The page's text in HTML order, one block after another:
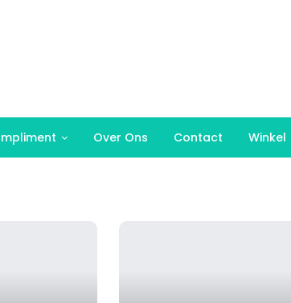
Over Ons Contact Winkel